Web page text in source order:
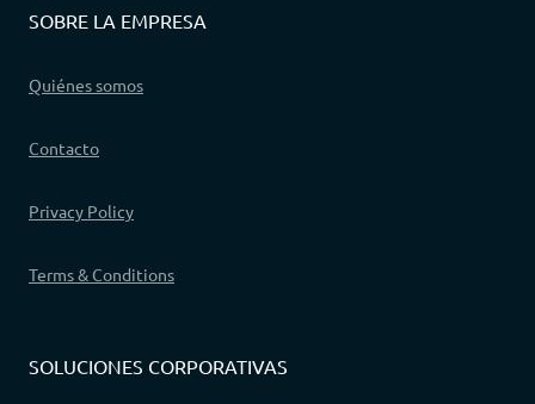
SOBRE LA EMPRESA
Quiénes somos
Contacto
Privacy Policy
Terms & Conditions
SOLUCIONES CORPORATIVAS